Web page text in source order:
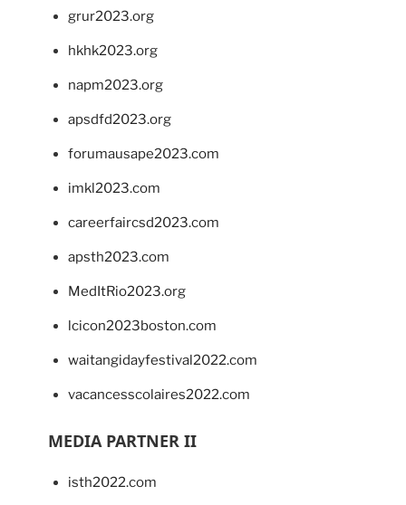
grur2023.org
hkhk2023.org
napm2023.org
apsdfd2023.org
forumausape2023.com
imkl2023.com
careerfaircsd2023.com
apsth2023.com
MedItRio2023.org
lcicon2023boston.com
waitangidayfestival2022.com
vacancesscolaires2022.com
MEDIA PARTNER II
isth2022.com